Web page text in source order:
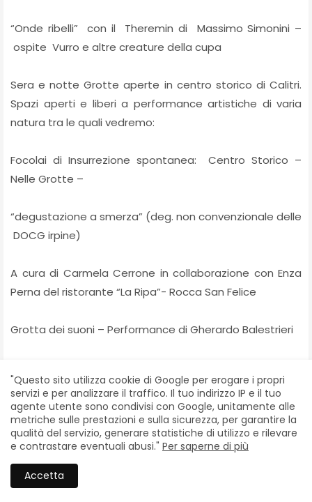
“Onde ribelli” con il Theremin di Massimo Simonini –
ospite Vurro e altre creature della cupa
Sera e notte Grotte aperte in centro storico di Calitri.
Spazi aperti e liberi a performance artistiche di varia
natura tra le quali vedremo:
Focolai di Insurrezione spontanea: Centro Storico –
Nelle Grotte –
“degustazione a smerza” (deg. non convenzionale delle
DOCG irpine)
A cura di Carmela Cerrone in collaborazione con Enza
Perna del ristorante “La Ripa”- Rocca San Felice
Grotta dei suoni – Performance di Gherardo Balestrieri
la grotta del mago a cura di Mago Wonder, la grotta
del poeta a cura di Vincenzo Costantino Cinaski
Sabato 26 Agosto in Calitri
"Questo sito utilizza cookie di Google per erogare i propri
servizi e per analizzare il traffico. Il tuo indirizzo IP e il tuo
agente utente sono condivisi con Google, unitamente alle
metriche sulle prestazioni e sulla sicurezza, per garantire la
qualità del servizio, generare statistiche di utilizzo e rilevare
e contrastare eventuali abusi." Per saperne di più
Accetta